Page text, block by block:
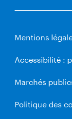
Mentions
Accessibilité :
Marchés
Politique des